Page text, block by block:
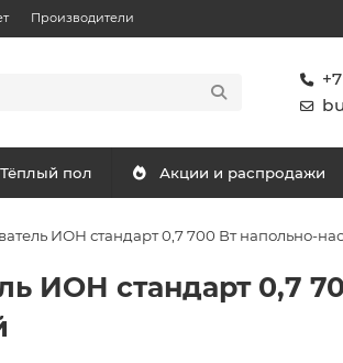
Производители
Тёплый пол Акции и распродажи
ИОН стандарт 0,7 700 Вт напольно-
ИОН стандарт 0,7